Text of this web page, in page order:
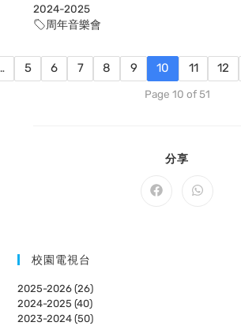
2024-2025
周年音樂會
5 6 7 8 9 10 11 12
Page 10 of 51
分享
CONTENT
Opens
Opens
校園電視台
2025-2026 (26)
2024-2025 (40)
2023-2024 (50)